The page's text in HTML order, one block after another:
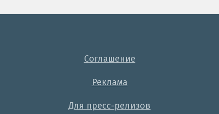
Соглашение
Реклама
Для пресс-релизов